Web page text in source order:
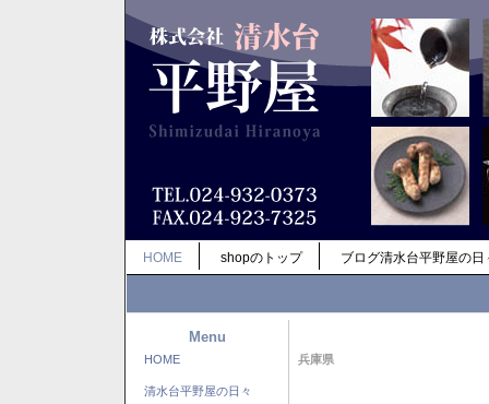
HOME shopのトップ ブログ清水台平野屋の日
Menu
HOME
清水台平野屋の日々
兵庫県